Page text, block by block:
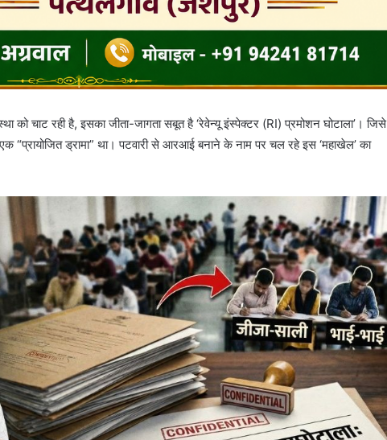
को चाट रही है, इसका जीता-जागता सबूत है ‘रेवेन्यू इंस्पेक्टर (RI) प्रमोशन घोटाला’। जिसे
“प्रायोजित ड्रामा” था। पटवारी से आरआई बनाने के नाम पर चल रहे इस ‘महाखेल’ का